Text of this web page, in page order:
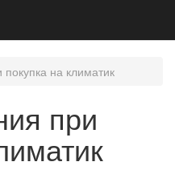
на климатик
при